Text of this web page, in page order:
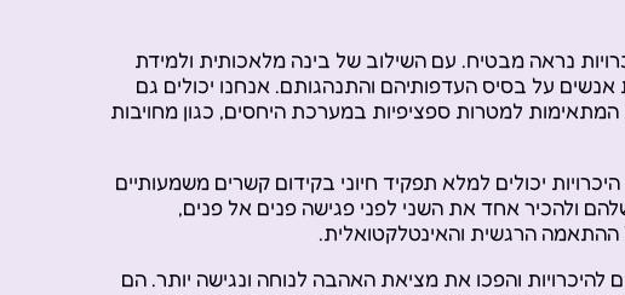
נראה מבטיח. עם השילוב של בינה מלאכותית ולמידת
על בסיס העדפותיהם והתנהגותם. אנחנו יכולים גם
המתאימות למטרות ספציפיות במערכת היחסים, כגון מחויבות
יכולים למלא תפקיד חיוני בקידום קשרים משמעותיים
ולהכיר אחד את השני לפני פגישה פנים אל פנים,
ההתאמה הרגשית והאינטלקטואלית.
להיכרויות והפכו את מציאת האהבה לנוחה ונגישה יותר. הם